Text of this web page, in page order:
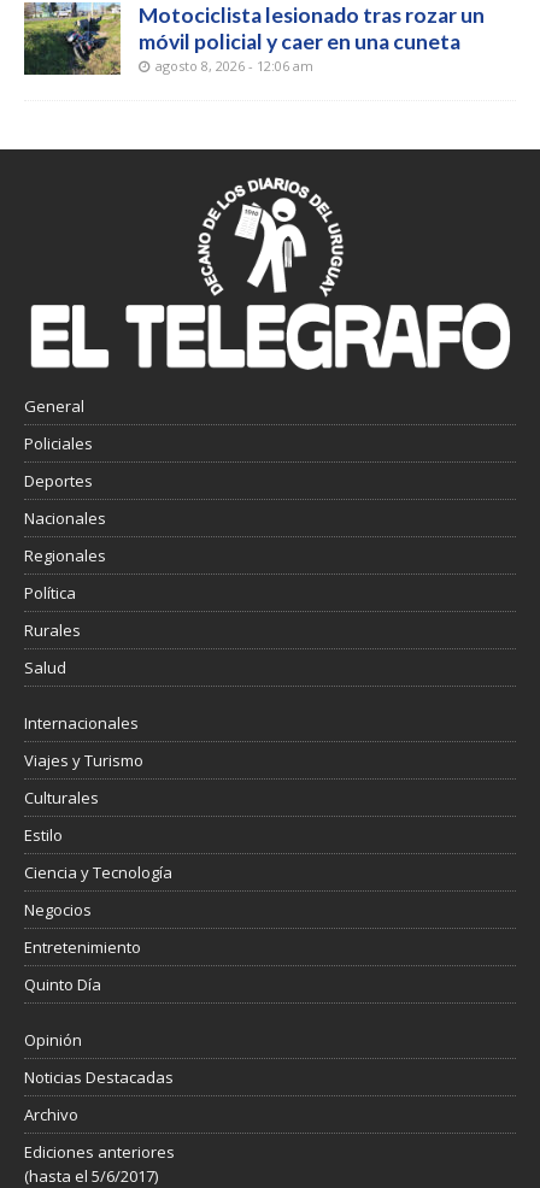
Motociclista lesionado tras rozar un
móvil policial y caer en una cuneta
agosto 8, 2026 - 12:06 am
General
Policiales
Deportes
Nacionales
Regionales
Política
Rurales
Salud
Internacionales
Viajes y Turismo
Culturales
Estilo
Ciencia y Tecnología
Negocios
Entretenimiento
Quinto Día
Opinión
Noticias Destacadas
Archivo
Ediciones anteriores
(hasta el 5/6/2017)